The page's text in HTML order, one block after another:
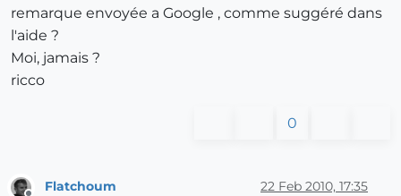
remarque envoyée a Google , comme suggéré dans
l'aide ?
Moi, jamais ?
ricco
0
Flatchoum 22 Feb 2010, 17:35